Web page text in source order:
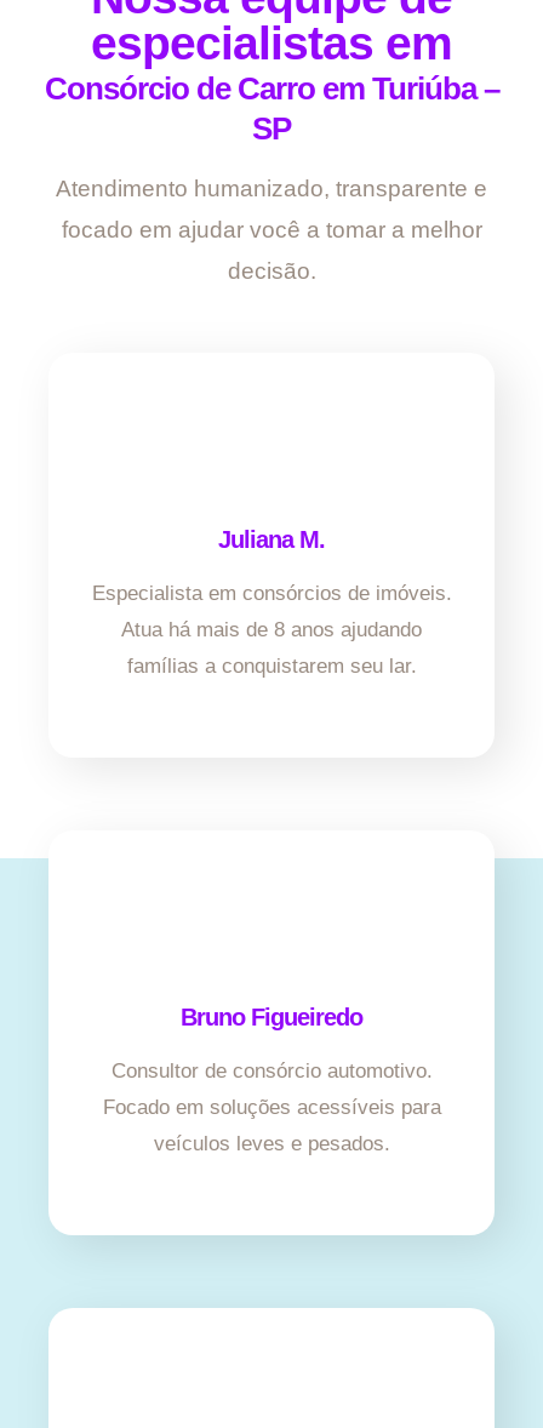
especialistas em
Consórcio de Carro em Turiúba –
SP
Atendimento humanizado, transparente e
focado em ajudar você a tomar a melhor
decisão.
Juliana M.
Especialista em consórcios de imóveis.
Atua há mais de 8 anos ajudando
famílias a conquistarem seu lar.
Bruno Figueiredo
Consultor de consórcio automotivo.
Focado em soluções acessíveis para
veículos leves e pesados.